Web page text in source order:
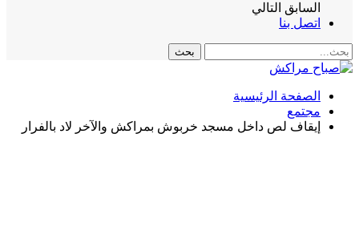
السابق التالي
اتصل بنا
الصفحة الرئيسية
مجتمع
إيقاف لص داخل مسجد خربوش بمراكش والآخر لاد بالفرار